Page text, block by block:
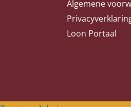
Algemene
Loon Portaal